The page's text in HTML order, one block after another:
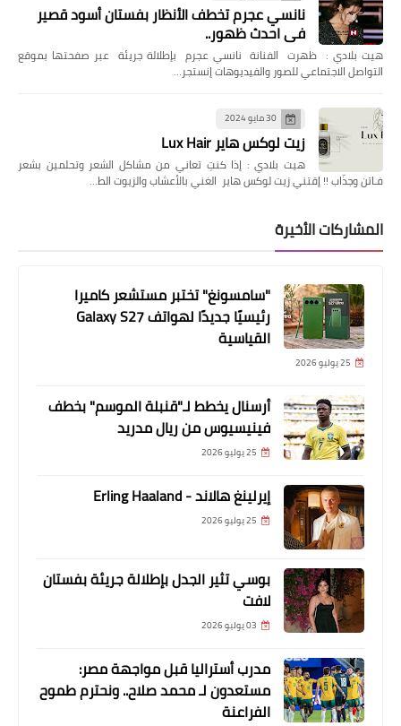
نانسي عجرم تخطف الأنظار بفستان أسود قصير
في احدث ظهور..
هيت بلادي : ظهرت الفنانة نانسي عجرم بإطلالة جريئة عبر صفحتها بموقع
التواصل الاجتماعي للصور والفيديوهات إنستجر…
30 مايو 2024
زيت لوكس هاير Lux Hair
هيت بلادي : إذا كنتِ تعاني من مشاكل الشعر وتحلمين بشعر
فـاتن وجذّاب !! إقتني زيت لوكس هاير الغني بالأعشاب والزيوت الط…
المشاركات الأخيرة
"سامسونغ" تختبر مستشعر كاميرا
رئيسيًا جديدًا لهواتف Galaxy S27
القياسية
25 يوليو 2026
أرسنال يخطط لـ"قنبلة الموسم" بخطف
فينيسيوس من ريال مدريد
25 يوليو 2026
إيرلينغ هالاند - Erling Haaland
25 يوليو 2026
بوسي تثير الجدل بإطلالة جريئة بفستان
لافت
03 يوليو 2026
مدرب أستراليا قبل مواجهة مصر:
مستعدون لـ محمد صلاح.. ونحترم طموح
الفراعنة